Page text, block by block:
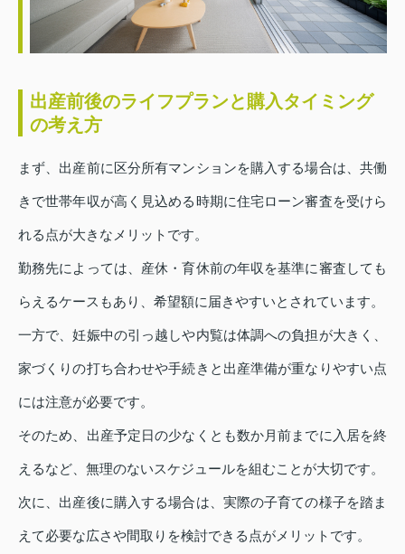
出産前後のライフプランと購入タイミング
の考え方
まず、出産前に区分所有マンションを購入する場合は、共働
きで世帯年収が高く見込める時期に住宅ローン審査を受けら
れる点が大きなメリットです。
勤務先によっては、産休・育休前の年収を基準に審査しても
らえるケースもあり、希望額に届きやすいとされています。
一方で、妊娠中の引っ越しや内覧は体調への負担が大きく、
家づくりの打ち合わせや手続きと出産準備が重なりやすい点
には注意が必要です。
そのため、出産予定日の少なくとも数か月前までに入居を終
えるなど、無理のないスケジュールを組むことが大切です。
次に、出産後に購入する場合は、実際の子育ての様子を踏ま
えて必要な広さや間取りを検討できる点がメリットです。